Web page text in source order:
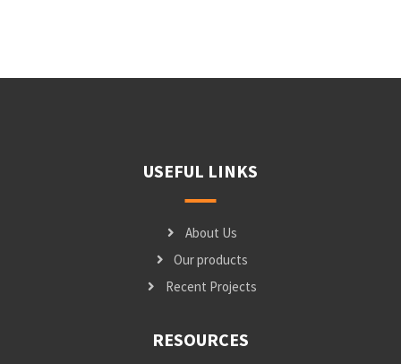
USEFUL LINKS
About Us
Our products
Recent Projects
RESOURCES